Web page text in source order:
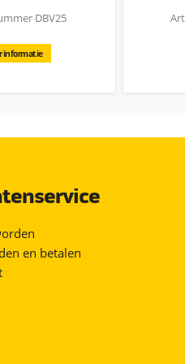
wordt geleverd in een
DBV25
informatie
en betalen